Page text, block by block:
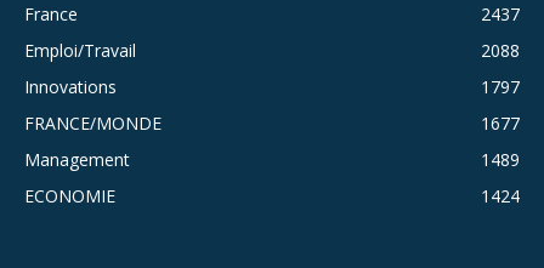
France
2437
Emploi/Travail
2088
Innovations
1797
FRANCE/MONDE
1677
Management
1489
ECONOMIE
1424